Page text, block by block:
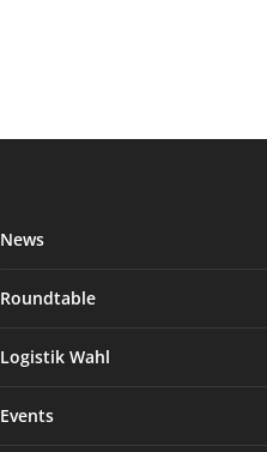
News
Roundtable
Logistik Wahl
Events